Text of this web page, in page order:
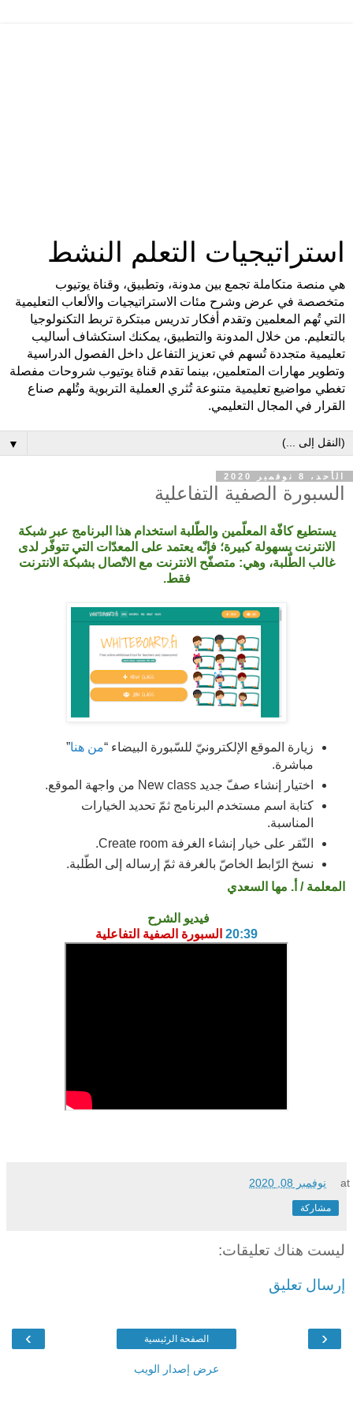
استراتيجيات التعلم النشط
هي منصة متكاملة تجمع بين مدونة، وتطبيق، وقناة يوتيوب
متخصصة في عرض وشرح مئات الاستراتيجيات والألعاب التعليمية
التي تُهم المعلمين وتقدم أفكار تدريس مبتكرة تربط التكنولوجيا
بالتعليم. من خلال المدونة والتطبيق، يمكنك استكشاف أساليب
تعليمية متجددة تُسهم في تعزيز التفاعل داخل الفصول الدراسية
وتطوير مهارات المتعلمين، بينما تقدم قناة يوتيوب شروحات مفصلة
تغطي مواضيع تعليمية متنوعة تُثري العملية التربوية وتُلهم صناع
القرار في المجال التعليمي.
▼
الأحد، 8 نوفمبر 2020
السبورة الصفية التفاعلية
يستطيع كافّة المعلّمين والطّلبة استخدام هذا البرنامج عبر شبكة
الانترنت بسهولة كبيرة؛ فإنّه يعتمد على المعدّات التي تتوفّر لدى
غالب الطّلبة، وهي: متصفّح الانترنت مع الاتّصال بشبكة الانترنت
فقط.
زيارة الموقع الإلكترونيّ للسّبورة البيضاء “من هنا”
مباشرة.
اختيار إنشاء صفّ جديد New class من واجهة الموقع.
كتابة اسم مستخدم البرنامج ثمّ تحديد الخيارات
المناسبة.
النّقر على خيار إنشاء الغرفة Create room.
نسخ الرّابط الخاصّ بالغرفة ثمّ إرساله إلى الطّلبة.
المعلمة / أ. مها السعدي
فيديو الشرح
20:39 السبورة الصفية التفاعلية
at نوفمبر 08, 2020
مشاركة
ليست هناك تعليقات:
إرسال تعليق
‹
› الصفحة الرئيسية
عرض إصدار الويب